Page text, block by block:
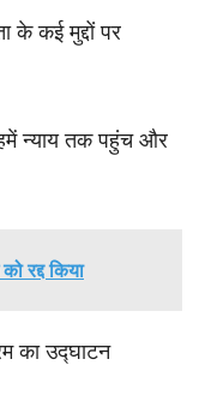
के कई मुद्दों पर
हमें न्याय तक पहुंच और
रद्द किया
का उद्घाटन